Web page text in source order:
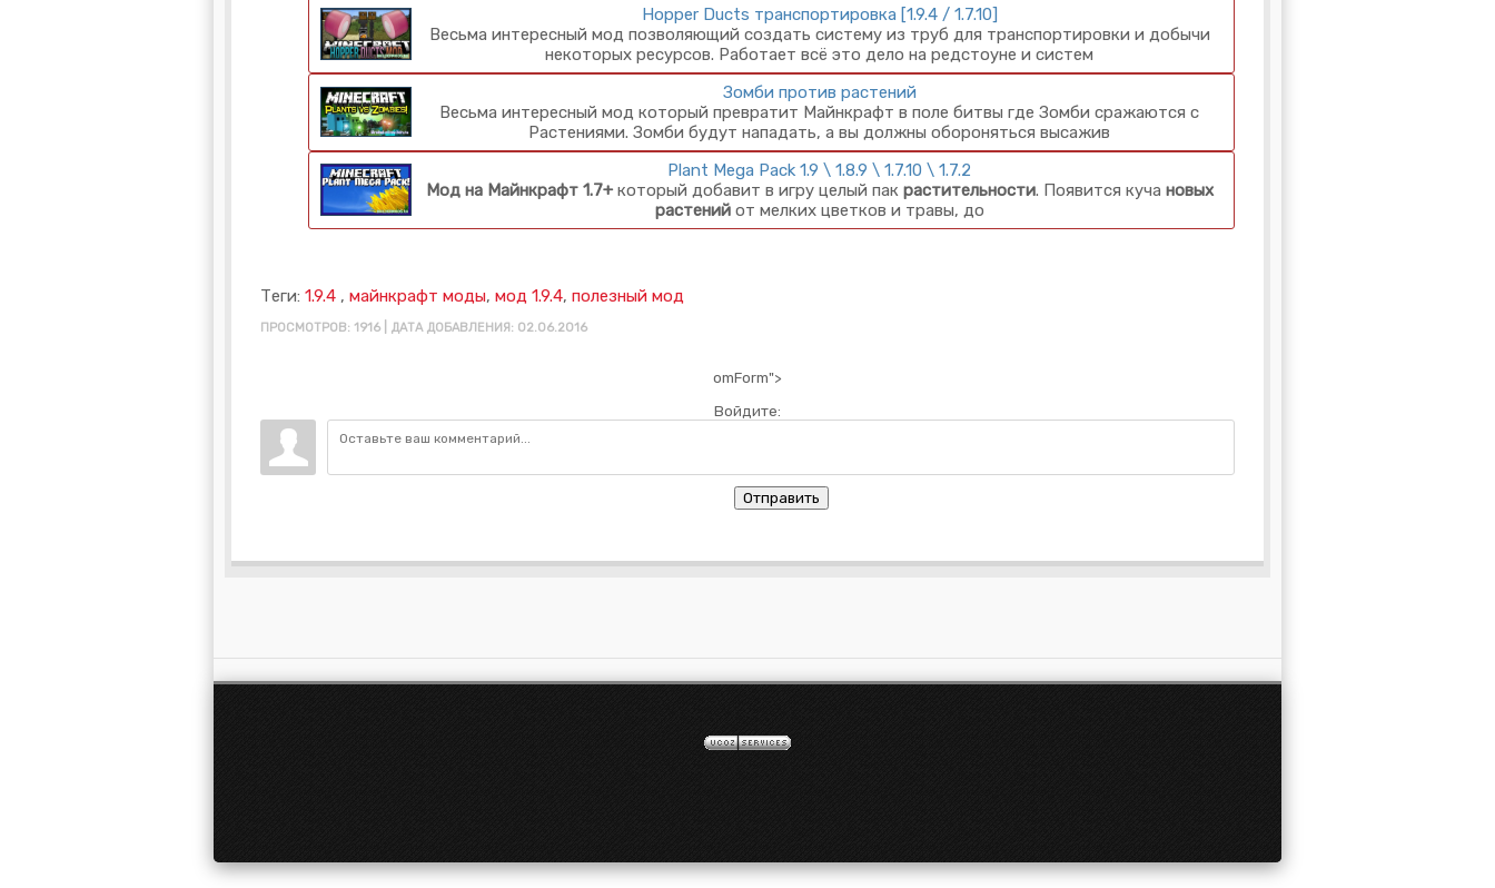
Hopper Ducts транспортировка [1.9.4 / 1.7.10]
Весьма интересный мод позволяющий создать систему из труб для транспортировки и добычи
некоторых ресурсов. Работает всё это дело на редстоуне и систем
Зомби против растений
Весьма интересный мод который превратит Майнкрафт в поле битвы где Зомби сражаются с
Растениями. Зомби будут нападать, а вы должны обороняться высажив
Plant Mega Pack 1.9 \ 1.8.9 \ 1.7.10 \ 1.7.2
Мод на Майнкрафт 1.7+который добавит в игру целый пак растительности. Появится куча новых
растенийот мелких цветков и травы, до
Теги: 1.9.4 , майнкрафт моды, мод 1.9.4, полезный мод
ПРОСМОТРОВ: 1916 | ДАТА ДОБАВЛЕНИЯ: 02.06.2016
omForm">
Войдите:
Отправить